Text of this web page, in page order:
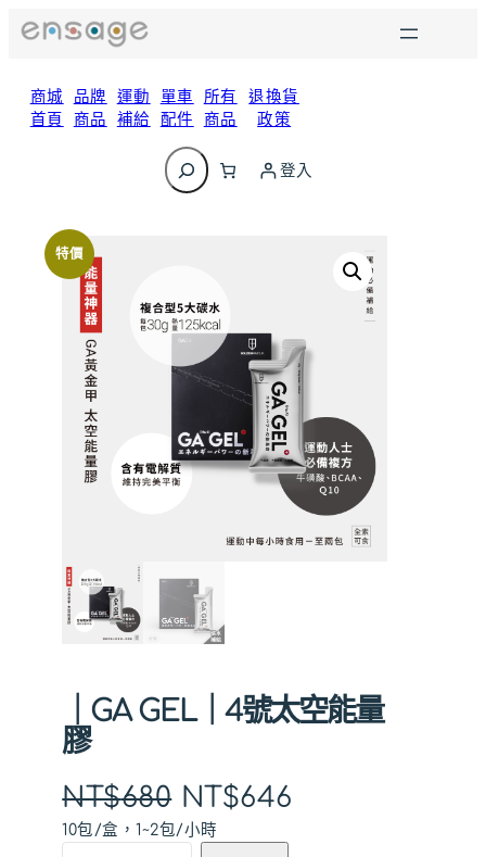
至
商城
首頁
品牌
商品
運動
補給
單車
配件
所有
商品
退換貨
政策
搜
尋
登入
特價
｜GA GEL｜4號太空能量
膠
NT$680 原
始
NT$646
10包/盒，1~2包/小時